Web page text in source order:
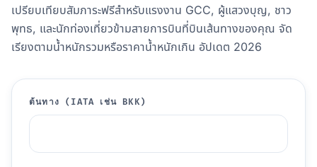
เปรียบเทียบสัมภาระฟรีสำหรับแรงงาน GCC, ผู้แสวงบุญ, ชาว
พุทธ, และนักท่องเที่ยวข้ามสายการบินที่บินเส้นทางของคุณ จัด
เรียงตามน้ำหนักรวมหรือราคาน้ำหนักเกิน อัปเดต 2026
ต้นทาง (IATA เช่น BKK)